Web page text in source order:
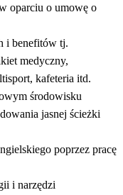
oparciu o umowę o
i benefitów tj.
medyczny,
kafeteria itd.
środowisku
jasnej ścieżki
poprzez pracę
i narzędzi